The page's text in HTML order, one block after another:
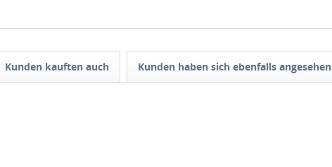
Kunden kauften auch Kunden haben sich ebenfalls angesehen